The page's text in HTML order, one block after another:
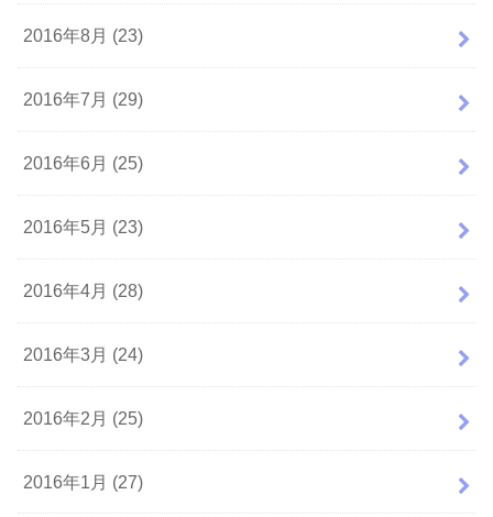
2016年8月 (23)
2016年7月 (29)
2016年6月 (25)
2016年5月 (23)
2016年4月 (28)
2016年3月 (24)
2016年2月 (25)
2016年1月 (27)